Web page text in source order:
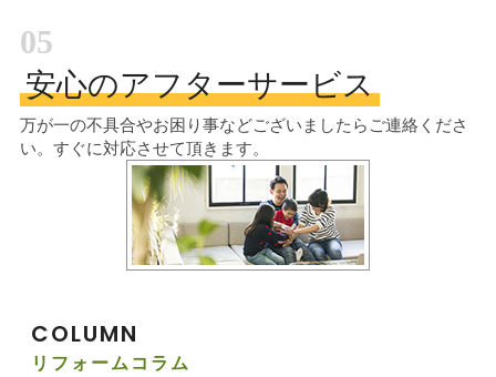
05
安心のアフターサービス
万が一の不具合やお困り事などございましたらご連絡くださ
い。すぐに対応させて頂きます。
COLUMN
リフォームコラム